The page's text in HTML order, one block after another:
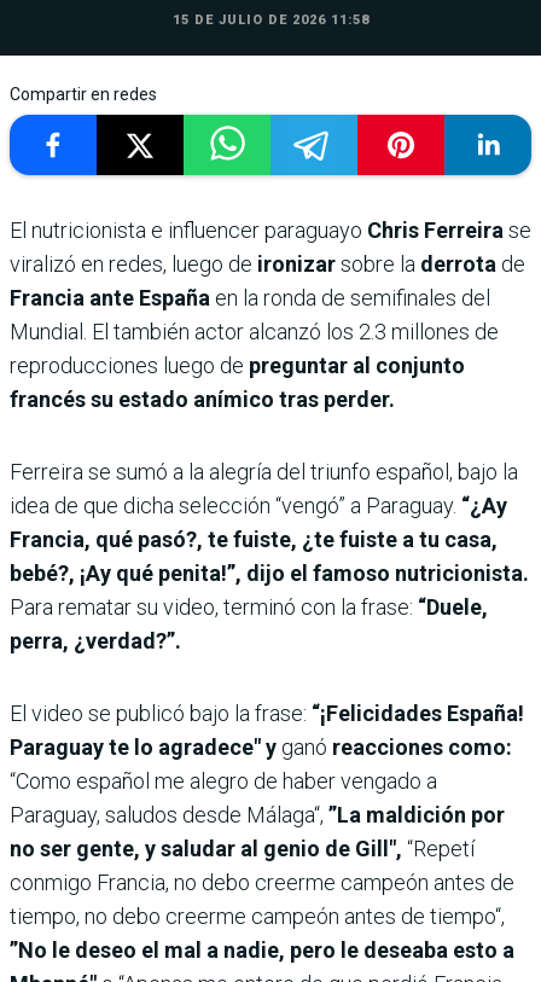
15 DE JULIO DE 2026 11:58
Compartir en redes
El nutricionista e influencer paraguayo Chris Ferreira se
viralizó en redes, luego de ironizarsobre la derrota de
Francia ante España en la ronda de semifinales del
Mundial. El también actor alcanzó los 2.3 millones de
reproducciones luego de preguntar al conjunto
francés su estado anímico tras perder.
Ferreira se sumó a la alegría del triunfo español, bajo la
idea de que dicha selección “vengó” a Paraguay. “¿Ay
Francia, qué pasó?, te fuiste, ¿te fuiste a tu casa,
bebé?, ¡Ay qué penita!”, dijo el famoso nutricionista.
Para rematar su video, terminó con la frase: “Duele,
perra, ¿verdad?”.
El video se publicó bajo la frase: “¡Felicidades España!
Paraguay te lo agradece" y ganó reacciones como:
“Como español me alegro de haber vengado a
Paraguay, saludos desde Málaga“, ”La maldición por
no ser gente, y saludar al genio de Gill", “Repetí
conmigo Francia, no debo creerme campeón antes de
tiempo, no debo creerme campeón antes de tiempo“,
”No le deseo el mal a nadie, pero le deseaba esto a